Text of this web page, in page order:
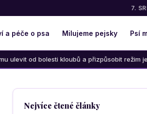
7.
a péče o psa Milujeme pejsky Psí
a přizpůsobit režim jeho věku
Nejvíce čtené články